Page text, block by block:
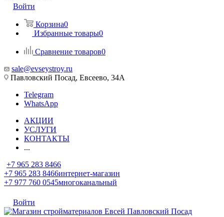
Войти
Корзина0
Избранные товары0
Сравнение товаров0
sale@evseystroy.ru
Павловский Посад, Евсеево, 34А
Telegram
WhatsApp
АКЦИИ
УСЛУГИ
КОНТАКТЫ
...
+7 965 283 8466
+7 965 283 8466интернет-магазин
+7 977 760 0545многоканальный
Войти